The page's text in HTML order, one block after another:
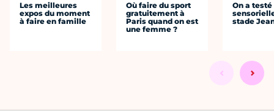
Les meilleures
expos du moment
à faire en famille
Où faire du sport
gratuitement à
Paris quand on est
une femme ?
On a
stade